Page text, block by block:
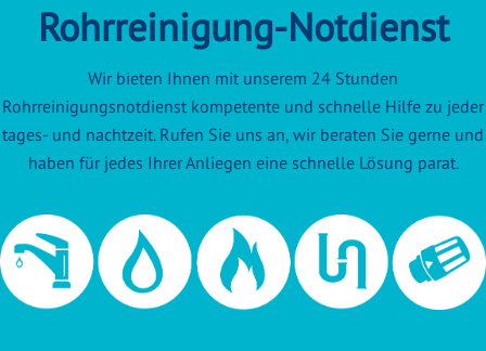
Rohrreinigung-Notdienst
Wir bieten Ihnen mit unserem 24 Stunden
Rohrreinigungsnotdienst kompetente und schnelle Hilfe zu jeder
tages- und nachtzeit. Rufen Sie uns an, wir beraten Sie gerne und
haben für jedes Ihrer Anliegen eine schnelle Lösung parat.